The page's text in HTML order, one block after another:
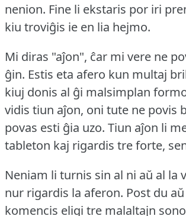
nenion. Fine li ekstaris por iri
kiu troviĝis ie en lia hejmo.
Mi diras "aĵon", ĉar mi vere ne
ĝin. Estis eta afero kun multaj
kiuj donis al ĝi malsimplan
vidis tiun aĵon, oni tute ne povis
povas esti ĝia uzo. Tiun aĵon li
tableton kaj rigardis tre forte,
Neniam li turnis sin al ni aŭ al la
nur rigardis la aferon. Post du
komencis eligi tre malaltajn